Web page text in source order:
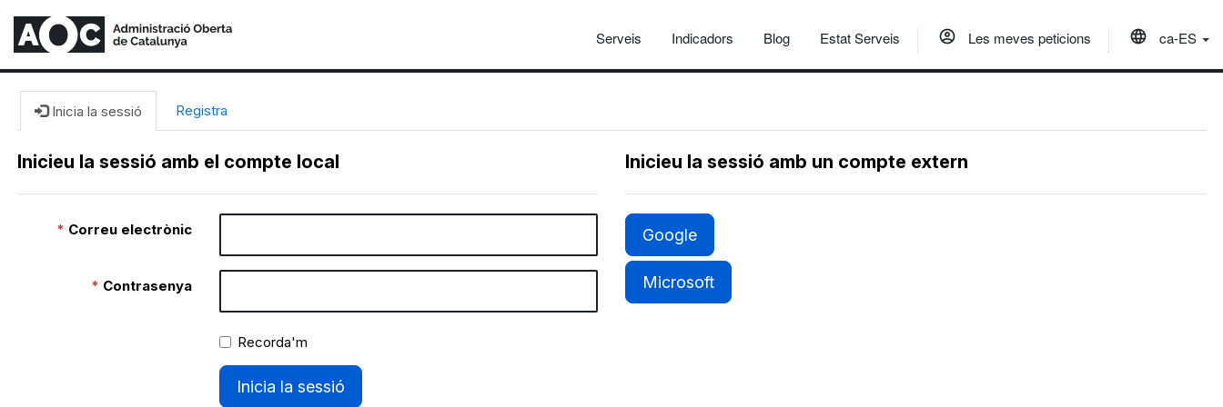
Serveis Indicadors Blog Estat Serveis Les meves peticions ca-ES
Inicia la sessió Registra
Inicieu la sessió amb el compte local
Correu electrònic
Contrasenya
Recorda'm
Inicia la sessió
Inicieu la sessió amb un compte extern
Google
Microsoft